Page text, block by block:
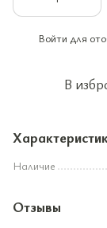
Войти для
В
Наличие
Отзывы